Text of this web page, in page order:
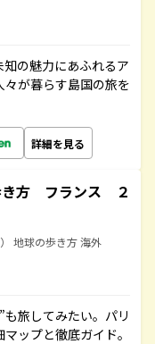
の魅力にあふれるア
が暮らす島国の旅を
詳細を見る
方 フランス ２
地球の歩き方 海外
旅してみたい。パリ
ップと徹底ガイド。